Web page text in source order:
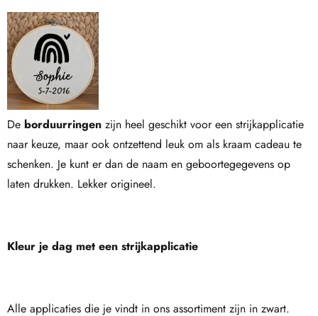
De borduurringen zijn heel geschikt voor een strijkapplicatie
naar keuze, maar ook ontzettend leuk om als kraam cadeau te
schenken. Je kunt er dan de naam en geboortegegevens op
laten drukken. Lekker origineel.
Kleur je dag met een strijkapplicatie
Alle applicaties die je vindt in ons assortiment zijn in zwart.